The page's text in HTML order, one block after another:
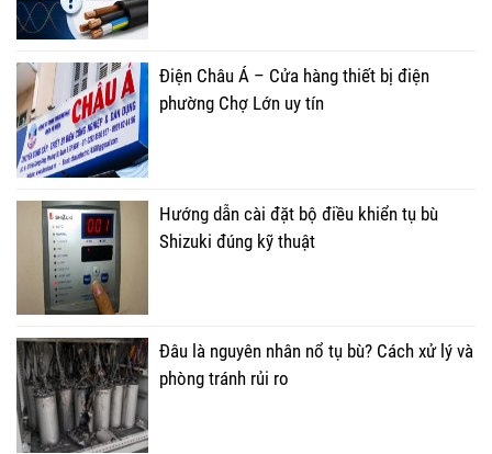
Điện Châu Á – Cửa hàng thiết bị điện
phường Chợ Lớn uy tín
Hướng dẫn cài đặt bộ điều khiển tụ bù
Shizuki đúng kỹ thuật
Đâu là nguyên nhân nổ tụ bù? Cách xử lý và
phòng tránh rủi ro